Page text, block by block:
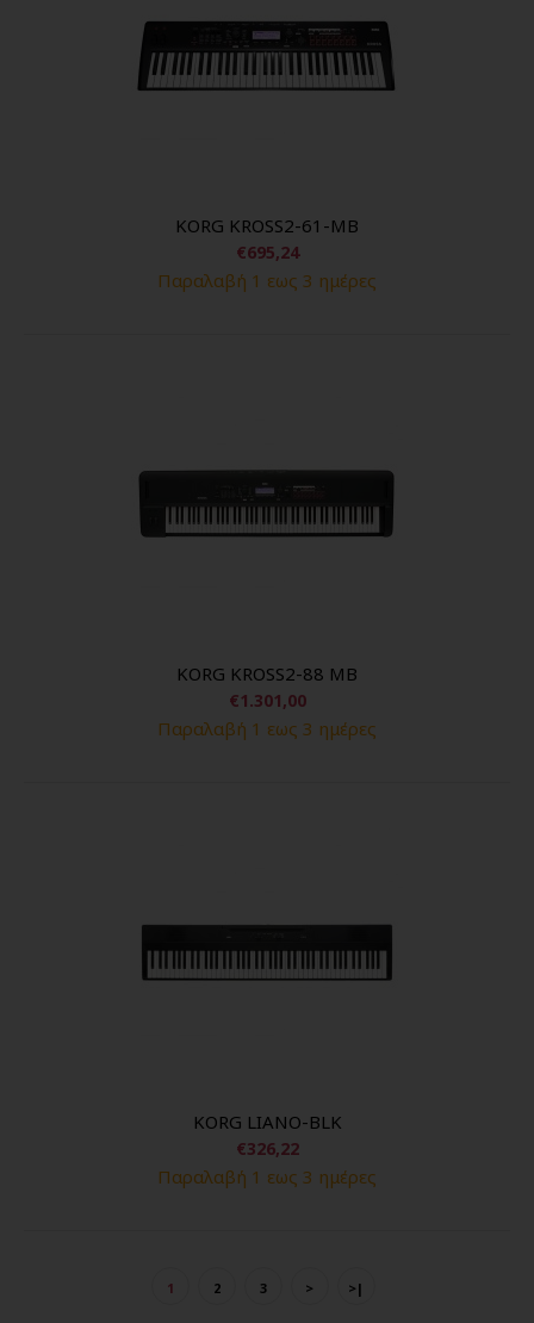
KORG KROSS2-61-MB
€695,24
Παραλαβή 1 εως 3 ημέρες
KORG KROSS2-88 MB
€1.301,00
Παραλαβή 1 εως 3 ημέρες
KORG LIANO-BLK
€326,22
Παραλαβή 1 εως 3 ημέρες
1 2 3 > >|